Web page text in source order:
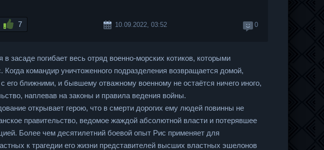
7 10.09.2022, 03:52 0
в засаде погибает весь отряд военно-морских котиков, которыми
командир уничтоженного подразделения возвращается домой,
его ближними, и бывшему отважному военному не остаётся ничего иного,
наплевав на законы и правила ведения войны.
открывает герою, что в смерти дорогих ему людей повинны не
правительство, ведомое жаждой абсолютной власти и потерявшее
Более чем десятилетний боевой опыт Рис применяет для
к трагедии его жизни представителей высших властных эшелонов